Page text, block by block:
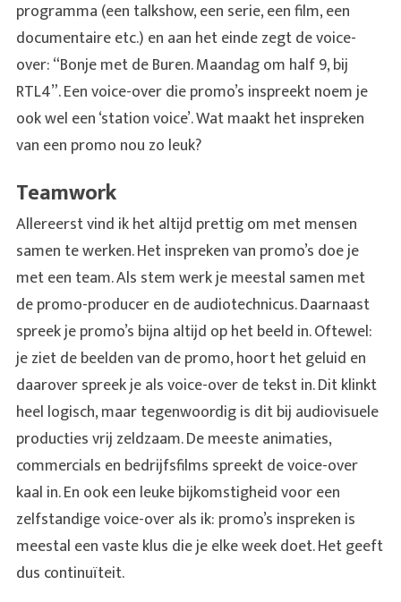
programma (een talkshow, een serie, een film, een
documentaire etc.) en aan het einde zegt de voice-
over: “Bonje met de Buren. Maandag om half 9, bij
RTL4”. Een voice-over die promo’s inspreekt noem je
ook wel een ‘station voice’. Wat maakt het inspreken
van een promo nou zo leuk?
Teamwork
Allereerst vind ik het altijd prettig om met mensen
samen te werken. Het inspreken van promo’s doe je
met een team. Als stem werk je meestal samen met
de promo-producer en de audiotechnicus. Daarnaast
spreek je promo’s bijna altijd op het beeld in. Oftewel:
je ziet de beelden van de promo, hoort het geluid en
daarover spreek je als voice-over de tekst in. Dit klinkt
heel logisch, maar tegenwoordig is dit bij audiovisuele
producties vrij zeldzaam. De meeste animaties,
commercials en bedrijfsfilms spreekt de voice-over
kaal in. En ook een leuke bijkomstigheid voor een
zelfstandige voice-over als ik: promo’s inspreken is
meestal een vaste klus die je elke week doet. Het geeft
dus continuïteit.